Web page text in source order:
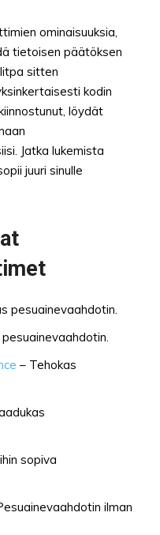
ominaisuuksia,
tietoisen päätöksen
sitten
kodin
löydät
Jatka lukemista
juuri sinulle
pesuainevaahdotin.
– Tehokas
sopiva
ilman